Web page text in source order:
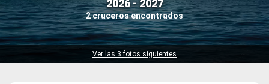
2026 - 2027
2 cruceros encontrados
Ver las 3 fotos siguientes
Fecha de salida